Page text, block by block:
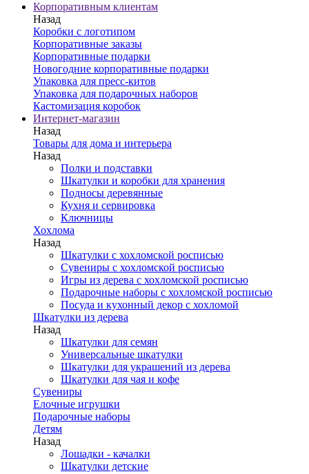
Корпоративным клиентам
Назад
Коробки с логотипом
Корпоративные заказы
Корпоративные подарки
Новогодние корпоративные подарки
Упаковка для пресс-китов
Упаковка для подарочных наборов
Кастомизация коробок
Интернет-магазин
Назад
Товары для дома и интерьера
Назад
Полки и подставки
Шкатулки и коробки для хранения
Подносы деревянные
Кухня и сервировка
Ключницы
Хохлома
Назад
Шкатулки с хохломской росписью
Сувениры с хохломской росписью
Игры из дерева с хохломской росписью
Подарочные наборы с хохломской росписью
Посуда и кухонный декор с хохломой
Шкатулки из дерева
Назад
Шкатулки для семян
Универсальные шкатулки
Шкатулки для украшений из дерева
Шкатулки для чая и кофе
Сувениры
Елочные игрушки
Подарочные наборы
Детям
Назад
Лошадки - качалки
Шкатулки детские